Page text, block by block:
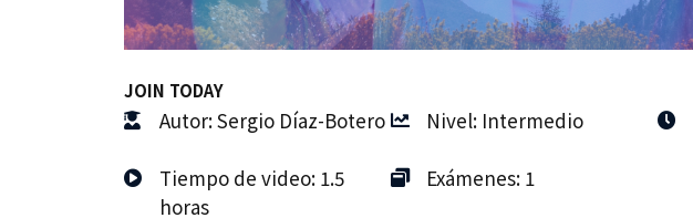
JOIN TODAY
Autor: Sergio Díaz-Botero Nivel: Intermedio
Tiempo de video: 1.5
horas
Exámenes: 1